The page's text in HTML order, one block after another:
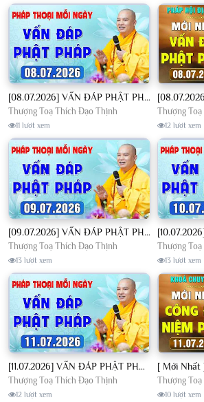
[08.07.2026] VẤN ĐÁP PHẬT PHÁP - Nghe Thầy giảng Pháp mỗi ngày CÔNG ĐỨC VÔ LƯỢNG│TT. Thích Đạo Thịnh
Thượng Toạ Thích Đạo Thịnh
11 lượt xem
Thượng
12 lượt xem
[09.07.2026] VẤN ĐÁP PHẬT PHÁP - Nghe Thầy giảng Pháp mỗi ngày CÔNG ĐỨC VÔ LƯỢNG│TT. Thích Đạo Thịnh
Thượng Toạ Thích Đạo Thịnh
13 lượt xem
Thượng
13 lượt xem
[11.07.2026] VẤN ĐÁP PHẬT PHÁP - Nghe Thầy giảng Pháp mỗi ngày CÔNG ĐỨC VÔ LƯỢNG│TT. Thích Đạo Thịnh
Thượng Toạ Thích Đạo Thịnh
12 lượt xem
Thượng
10 lượt xem